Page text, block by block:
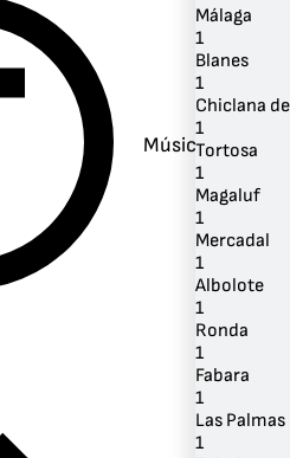
Música
Málaga
1
Blanes
1
Chiclana
1
Tortosa
1
Magaluf
1
Mercadal
1
Albolote
1
Ronda
1
Fabara
1
Las
1